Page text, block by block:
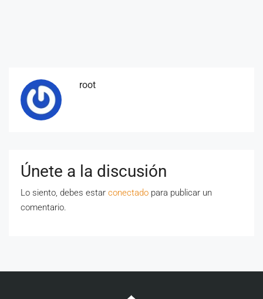
root
Únete a la discusión
Lo siento, debes estar conectado para publicar un
comentario.